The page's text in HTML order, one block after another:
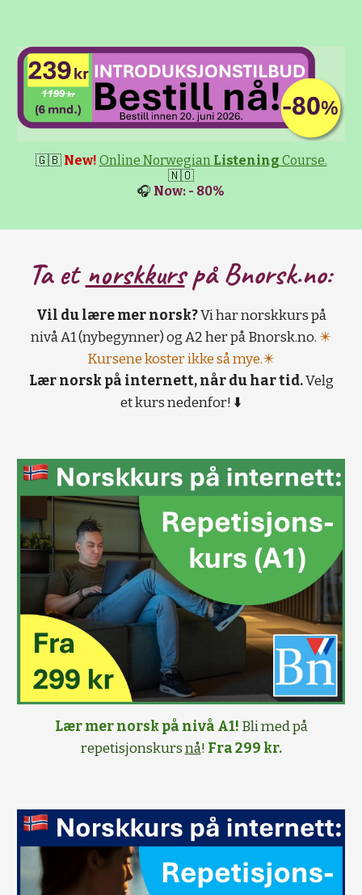
🇬🇧 New! Online Norwegian Listening Course.
🇳🇴
🎧 Now: - 80%
Ta et norskkurspå Bnorsk.no:
Vil du lære mer norsk?Vi har norskkurs på
nivå A1 (nybegynner) og A2 her på Bnorsk.no. ✴️
Kursene koster ikke så mye.✴️
Lær norsk på internett, når du har tid.Velg
et kurs nedenfor! ⬇️
Lær mer norsk på nivå A1! Bli med på
repetisjonskursnå! Fra 299 kr.